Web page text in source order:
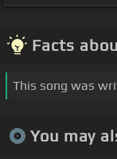
Facts
This song was
You may